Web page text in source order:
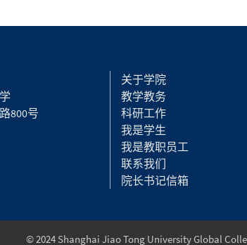
800号
关于学院
教学教务
科研工作
我是学生
我是教职员工
联系我们
院长书记信箱
© 2024 Shanghai Jiao Tong University Global